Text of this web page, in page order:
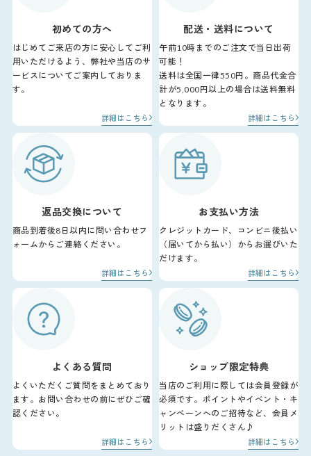
初めての方へ
はじめてご来店の方に安心してご利
用いただけるよう、弊社や当店のサ
ービスについてご案内しておりま
す。
詳細はこちら
配送・送料について
午前10時までのご注文で当日出荷
可能！
送料は全国一律550円。商品代金合
計が5,000円以上の場合は送料無料
となります。
詳細はこちら
返品交換について
商品到着後8日以内に問い合わせフ
ォームからご連絡ください。
詳細はこちら
お支払い方法
クレジットカード、コンビニ後払い
（届いてから払い）からお選びいた
だけます。
詳細はこちら
よくある質問
よくいただくご質問をまとめており
ます。お問い合わせの前にぜひご確
認ください。
詳細はこちら
ショップ限定特典
当店のご利用に際しては会員登録が
必須です。ポイントやイベント・キ
ャンペーンへのご招待など、会員メ
リットは盛りだくさん♪
詳細はこちら